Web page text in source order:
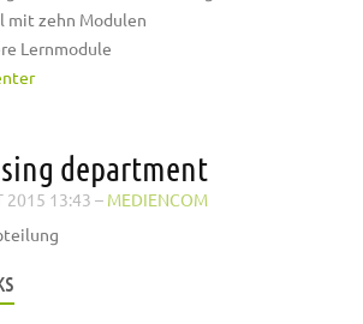
mit zehn Modulen
Lernmodule
department
2015 13:43 – MEDIENCOM